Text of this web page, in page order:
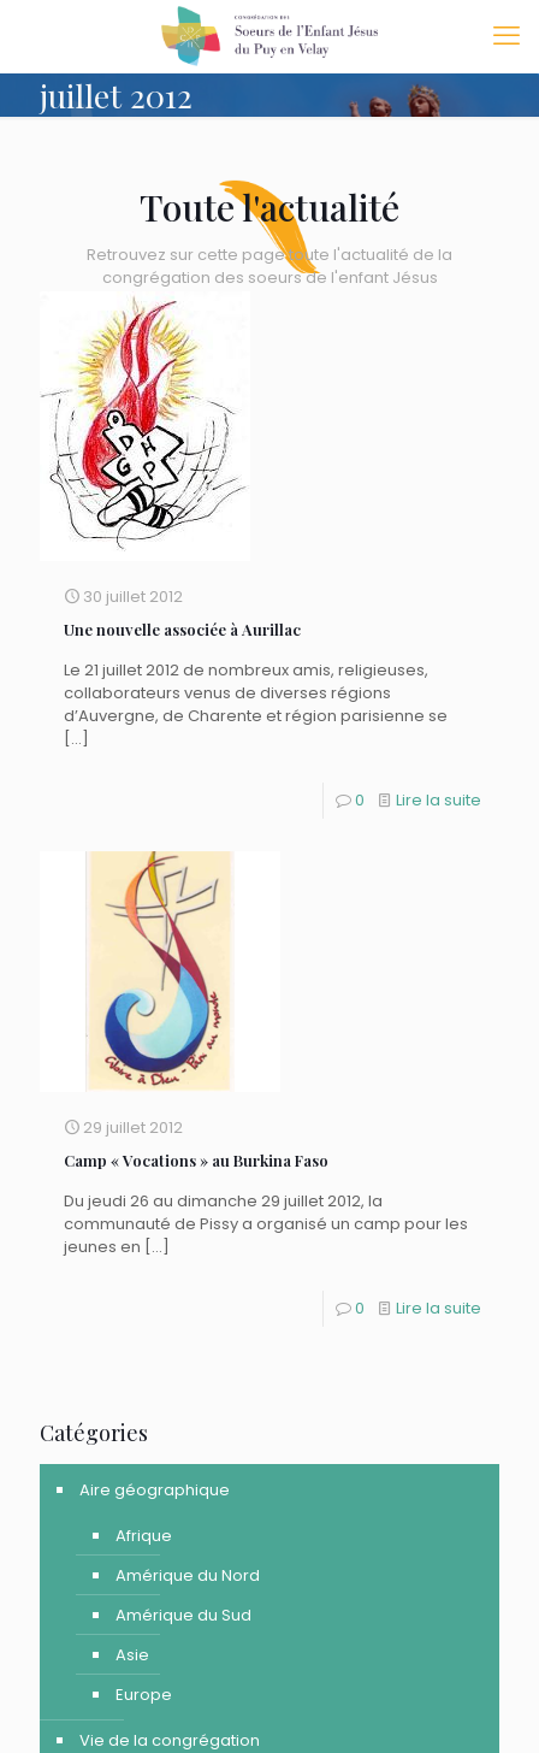
juillet 2012
Toute l'actualité
Retrouvez sur cette page toute l'actualité de la
congrégation des soeurs de l'enfant Jésus
30 juillet 2012
Une nouvelle associée à Aurillac
Le 21 juillet 2012 de nombreux amis, religieuses,
collaborateurs venus de diverses régions
d’Auvergne, de Charente et région parisienne se
[…]
0 Lire la suite
29 juillet 2012
Camp « Vocations » au Burkina Faso
Du jeudi 26 au dimanche 29 juillet 2012, la
communauté de Pissy a organisé un camp pour les
jeunes en […]
0 Lire la suite
Catégories
Aire géographique
Afrique
Amérique du Nord
Amérique du Sud
Asie
Europe
Vie de la congrégation